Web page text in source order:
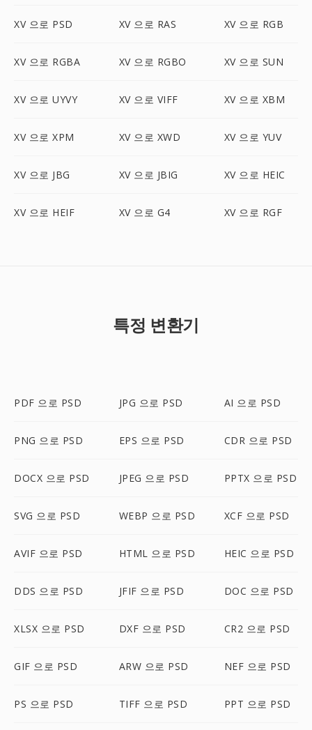
XV 으로 PSD XV 으로 RAS XV 으로 RGB
XV 으로 RGBA XV 으로 RGBO XV 으로 SUN
XV 으로 UYVY XV 으로 VIFF XV 으로 XBM
XV 으로 XPM XV 으로 XWD XV 으로 YUV
XV 으로 JBG XV 으로 JBIG XV 으로 HEIC
XV 으로 HEIF XV 으로 G4 XV 으로 RGF
특정 변환기
PDF 으로 PSD JPG 으로 PSD AI 으로 PSD
PNG 으로 PSD EPS 으로 PSD CDR 으로 PSD
DOCX 으로 PSD JPEG 으로 PSD PPTX 으로 PSD
SVG 으로 PSD WEBP 으로 PSD XCF 으로 PSD
AVIF 으로 PSD HTML 으로 PSD HEIC 으로 PSD
DDS 으로 PSD JFIF 으로 PSD DOC 으로 PSD
XLSX 으로 PSD DXF 으로 PSD CR2 으로 PSD
GIF 으로 PSD ARW 으로 PSD NEF 으로 PSD
PS 으로 PSD TIFF 으로 PSD PPT 으로 PSD